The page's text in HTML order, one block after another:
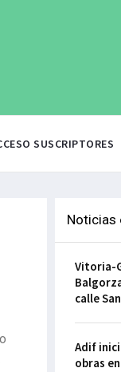
SUSCRIPTORES
Noticias
Vitoria-
calle
Adif
obras